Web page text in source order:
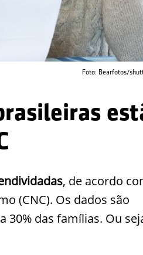
Foto: Bearfotos/
, de acordo
(CNC). Os dados são
30% das famílias. Ou